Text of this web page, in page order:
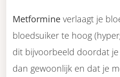
Metformine verlaagt je
bloedsuiker te hoog
dit bijvoorbeeld doordat
dan gewoonlijk en dat je